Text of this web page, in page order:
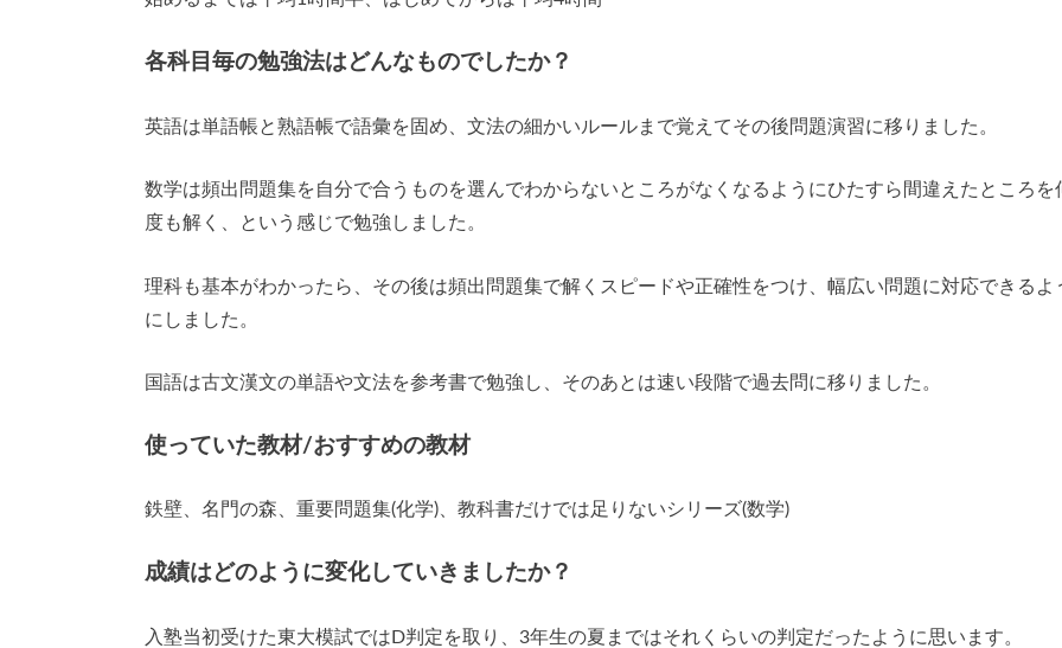
各科目毎の勉強法はどんなものでしたか？
英語は単語帳と熟語帳で語彙を固め、文法の細かいルールまで覚えてその後問題演習に移りました。
数学は頻出問題集を自分で合うものを選んでわからないところがなくなるようにひたすら間違えたところを
度も解く、という感じで勉強しました。
理科も基本がわかったら、その後は頻出問題集で解くスピードや正確性をつけ、幅広い問題に対応できるよ
にしました。
国語は古文漢文の単語や文法を参考書で勉強し、そのあとは速い段階で過去問に移りました。
使っていた教材/おすすめの教材
鉄壁、名門の森、重要問題集(化学)、教科書だけでは足りないシリーズ(数学)
成績はどのように変化していきましたか？
入塾当初受けた東大模試ではD判定を取り、3年生の夏まではそれくらいの判定だったように思います。